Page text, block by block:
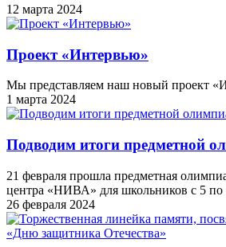
12 марта 2024
Проект «Интервью»
Мы представляем наш новый проект
1 марта 2024
Подводим итоги предметной
21 февраля прошла предметная
центра «НИВА» для школьников с 5 по
26 февраля 2024